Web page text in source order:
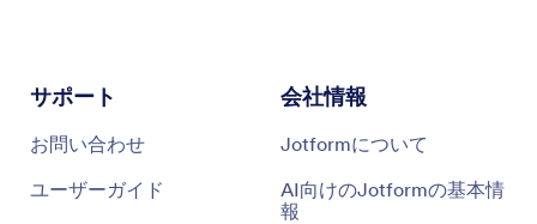
サポート
お問い合わせ
ユーザーガイド
会社情報
Jotformについて
AI向けのJotformの基本情
報